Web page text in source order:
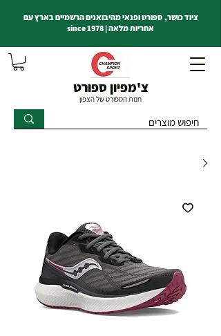
צ'מפיון ספורט
חנות הספורט של הצפון
ציוד כושר, ספורט ופנאי מהיבואנים הרשמיים בארץ עם
אחריות מלאה | since 1978